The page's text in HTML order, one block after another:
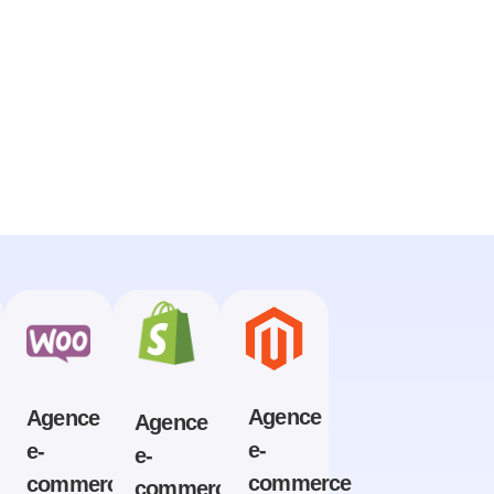
Agence
e-
commerce
Agence
e-
commerce
Agence
e-
commerce